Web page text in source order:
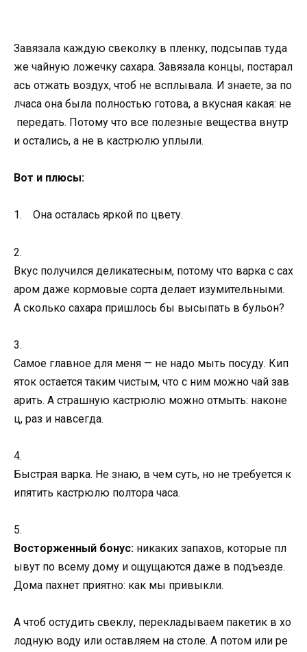
Завязала каждую свеколку в пленку, подсыпав туда
же чайную ложечку сахара. Завязала концы, постарал
ась отжать воздух, чтоб не всплывала. И знаете, за по
лчаса она была полностью готова, а вкусная какая: не
передать. Потому что все полезные вещества внутр
и остались, а не в кастрюлю уплыли.
Вот и плюсы:
1. Она осталась яркой по цвету.
2.
Вкус получился деликатесным, потому что варка с сах
аром даже кормовые сорта делает изумительными.
А сколько сахара пришлось бы высыпать в бульон?
3.
Самое главное для меня — не надо мыть посуду. Кип
яток остается таким чистым, что с ним можно чай зав
арить. А страшную кастрюлю можно отмыть: наконе
ц, раз и навсегда.
4.
Быстрая варка. Не знаю, в чем суть, но не требуется к
ипятить кастрюлю полтора часа.
5.
Восторженный бонус: никаких запахов, которые пл
ывут по всему дому и ощущаются даже в подъезде.
Дома пахнет приятно: как мы привыкли.
А чтоб остудить свеклу, перекладываем пакетик в хо
лодную воду или оставляем на столе. А потом или ре